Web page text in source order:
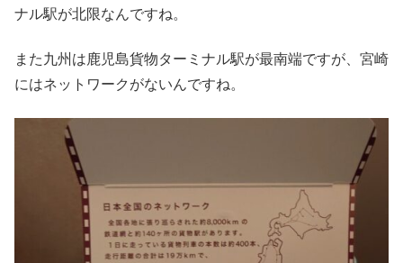
ナル駅が北限なんですね。
また九州は鹿児島貨物ターミナル駅が最南端ですが、宮崎
にはネットワークがないんですね。